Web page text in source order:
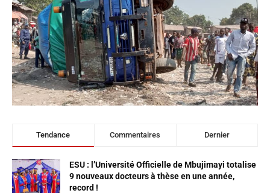
Tendance Commentaires Dernier
ESU : l’Université Officielle de Mbujimayi totalise
9 nouveaux docteurs à thèse en une année,
record !